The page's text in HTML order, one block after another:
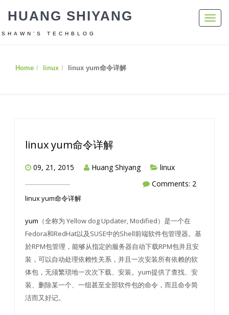
HUANG SHIYANG
SHAWN’S TECHBLOG
Home linux linux yum命令详解
linux yum命令详解
09, 21, 2015 Huang Shiyang
linux
Comments: 2
linux yum命令详解
yum （全称为 Yellow dog Updater, Modified）是一个在
Fedora和RedHat以及SUSE中的Shell前端软件包管理器。基
於RPM包管理，能够从指定的服务器自动下载RPM包并且安
装，可以自动处理依赖性关系，并且一次安装所有依赖的软
体包，无须繁琐地一次次下载、安装。yum提供了查找、安
装、删除某一个、一组甚至全部软件包的命令，而且命令简
洁而又好记。